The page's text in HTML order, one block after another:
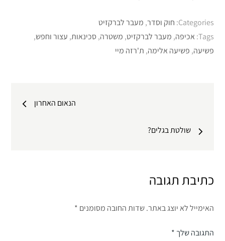
Categories: חוק וסדר, מעבר לברקזיט
Tags: אכיפה, מעבר לברקזיט, משטרה,סכינאות, עצור וחפש,
פשיעה, פשיעה אלימה, ת'רזה מיי
הנאום האחרון
שולטת בגלים?
כתיבת תגובה
האימייל לא יוצג באתר. שדות החובה מסומנים *
התגובה שלך*